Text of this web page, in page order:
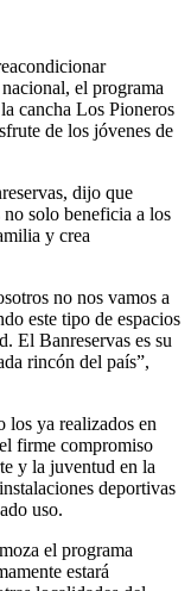
el programa
cancha Los Pioneros
de los jóvenes de
dijo que
solo beneficia a los
y crea
no nos vamos a
este tipo de espacios
El Banreservas es su
rincón del país”,
los ya realizados en
firme compromiso
y la juventud en la
deportivas
uso.
el programa
estará